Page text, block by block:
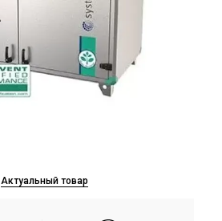
Актуальный товар